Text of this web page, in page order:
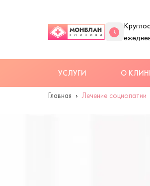
УСЛУГИ О
Главная Лечение социопатии